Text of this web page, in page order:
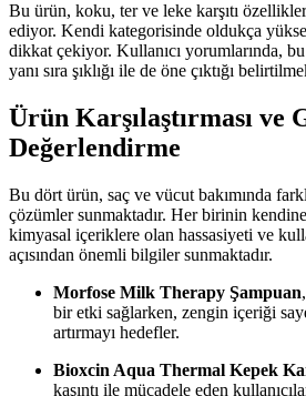
Bu ürün, koku, ter ve leke karşıtı
ediyor. Kendi kategorisinde oldukça
dikkat çekiyor. Kullanıcı yorumlarında, bu
yanı sıra şıklığı ile de öne çıktığı
Ürün Karşılaştırması ve
Değerlendirme
Bu dört ürün, saç ve vücut bakımında
çözümler sunmaktadır. Her birinin
kimyasal içeriklere olan hassasiyeti ve
açısından önemli bilgiler sunmaktadır.
Morfose Milk Therapy Şampuan
bir etki sağlarken, zengin içeriği
artırmayı hedefler.
Bioxcin Aqua Thermal Kepek
kaşıntı ile mücadele eden